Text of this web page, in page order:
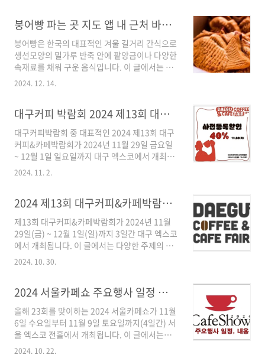
오류 해결 방법광고 크롤러 오류 발생에는 다양
한 원인이 있습니다. 아래에서 자세히 알아보겠
습니다. 1. 오류 발생 확인 및 원인 파악 애드센스
대시보드 확인 애드센스 홈페이지 상단에 노란색
경고 메시지가 표시되면 크롤러 오류 발생을 의
심할 수 있습니다. 구체적인 오류 위치를 파악하
인해야 합니다.>> 구글 애드센스 바로가기 광고
크롤러 오류 발생 원인robots.txt 파일 오류: 크
롤러..
붕어빵 파는 곳 지도 앱 내 근처 바로 확인하기
붕어빵은 한국의 대표적인 겨울 길거리 간식으로
생선모양의 밀가루 반죽 안에 팥앙금이나 다양한
속재료를 채워 구운 음식입니다. 이 글에서는 대
표적인 겨울간식 붕어빵! 내 근처 파는 곳(지도,
가기 붕어빵 파는 곳 (지도, 앱) 내 근처 바로 확인
방법붕어빵 파는 곳이 다양한 이유로 언제부턴가
많이 사라지고 이제는 먹고 싶어도 파는 곳을 잘
찾지 못해 못 먹을 때가 많은데요. 내 근처 붕어빵
파는 곳(지도, 앱)을 빠르게 바로 확인해 볼 수 있
는 방법 아래에서 알아보겠습니다. 1. 당근마켓:
울간식지도에서 붕어빵 파는 곳을 찾을 수 있습
니다.>> 당근마켓(구글) 설치..
2024. 12. 14.
대구커피 박람회 2024 제13회 대구커피&카페박람회 티켓 사전등록할인 주요행사 대회 대구 엑스코
대구커피박람회 중 대표적인 2024 제13회 대구
커피&카페박람회가 2024년 11월 29일 금요일
~ 12월 1일 일요일까지 대구 엑스코에서 개최됩
니다. 이 글에서는 매년 11월 대구에서 개최되는
대해 알아보겠습니다. >>대구커피&카페박람회
홈페이지 대구커피 박람회: 2024 제13회 대구커
피&카페박람회, 티켓할인2024 제13회 대구커
피&카페박람회는 대구에서 개최되는 커피산업
관련 대표적인 커피박람회입니다.국내. 외 커피,
카페 관련 전문가 및 애호가들과 업계 관계자들,
공합니다. 최신트렌드를 파악하며 다양한 브랜
드의 신제품과 시그니처를 만나볼 수 있는, 매년..
2024. 11. 2.
2024 제13회 대구커피&카페박람회 일정 무료 사전등록 엑스코 행사
제13회 대구커피&카페박람회가 2024년 11월
29일(금) ~ 12월 1일(일)까지 3일간 대구 엑스코
에서 개최됩니다. 이 글에서는 다양한 주제의 커
피전시와 부대행사까지 함께 열리는 대구커피 앤
>> 대구커피&카페박람회 공식 홈페이지 2024
제13회 대구커피&카페박람회2024 제13회 대
구커피&카페박람회는 대구에서 개최되는 주요
커피 및 카페 산업 관련 전시회입니다. 대구커피
&카페박람회는 커피 산업의 최신 트렌드를 파악
하고, 다양한 브랜드의 제품을 경험할 수 있는 좋
2024. 10. 30.
2024 서울카페쇼 주요행사 일정 내용 장소 코엑스
올해 23회를 맞이하는 2024 서울카페쇼가 11월
6일 수요일부터 11월 9일 토요일까지(4일간) 서
울 엑스코 전홀에서 개최됩니다. 이 글에서는
2024 서울카페쇼에서 전시회와 함께 진행되는
2024. 10. 22.